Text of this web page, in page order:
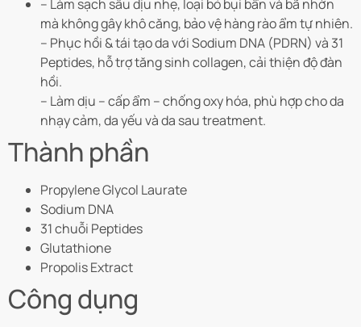
– Làm sạch sâu dịu nhẹ, loại bỏ bụi bẩn và bã nhờn
mà không gây khô căng, bảo vệ hàng rào ẩm tự nhiên.
– Phục hồi & tái tạo da với Sodium DNA (PDRN) và 31
Peptides, hỗ trợ tăng sinh collagen, cải thiện độ đàn
hồi.
– Làm dịu – cấp ẩm – chống oxy hóa, phù hợp cho da
nhạy cảm, da yếu và da sau treatment.
Thành phần
Propylene Glycol Laurate
Sodium DNA
31 chuỗi Peptides
Glutathione
Propolis Extract
Công dụng